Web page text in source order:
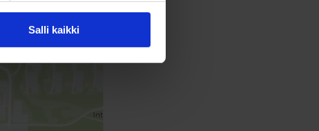
Salli kaikki